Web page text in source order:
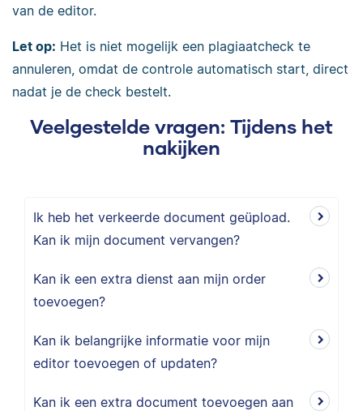
van de editor.
Let op: Het is niet mogelijk een plagiaatcheck te
annuleren, omdat de controle automatisch start, direct
nadat je de check bestelt.
Veelgestelde vragen: Tijdens het
nakijken
Ik heb het verkeerde document geüpload.
Kan ik mijn document vervangen?
Kan ik een extra dienst aan mijn order
toevoegen?
Kan ik belangrijke informatie voor mijn
editor toevoegen of updaten?
Kan ik een extra document toevoegen aan